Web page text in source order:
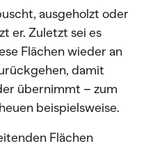
ausgeholzt oder
er. Zuletzt sei es
Flächen wieder an
damit
übernimmt – zum
beispielsweise.
Flächen